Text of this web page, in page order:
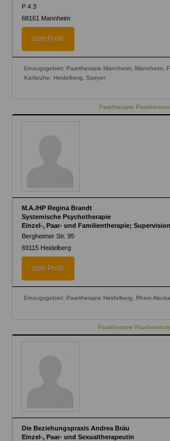
P 4 3
68161 Mannheim
zum Profil
Einzugsgebiet: Paartherapie Mannheim, Mannheim,
Karlsruhe, Heidelberg, Speyer
Paartherapie
M.A./HP Regina Brandt
Systemische Psychotherapie
Einzel-, Paar- und Familientherapie;
Bergheimer Str. 95
69115 Heidelberg
zum Profil
Einzugsgebiet: Paartherapie Heidelberg, Rhein-
Paartherapie
Die Beziehungspraxis Andrea Bräu
Einzel-, Paar- und Sexualtherapeutin